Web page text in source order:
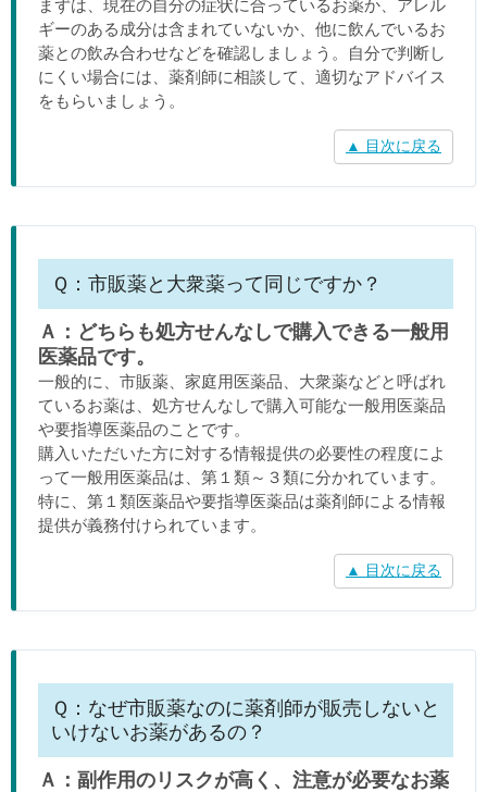
まずは、現在の自分の症状に合っているお薬か、アレル
ギーのある成分は含まれていないか、他に飲んでいるお
薬との飲み合わせなどを確認しましょう。自分で判断し
にくい場合には、薬剤師に相談して、適切なアドバイス
をもらいましょう。
▲ 目次に戻る
Ｑ：市販薬と大衆薬って同じですか？
Ａ：どちらも処方せんなしで購入できる一般用
医薬品です。
一般的に、市販薬、家庭用医薬品、大衆薬などと呼ばれ
ているお薬は、処方せんなしで購入可能な一般用医薬品
や要指導医薬品のことです。
購入いただいた方に対する情報提供の必要性の程度によ
って一般用医薬品は、第１類～３類に分かれています。
特に、第１類医薬品や要指導医薬品は薬剤師による情報
提供が義務付けられています。
▲ 目次に戻る
Ｑ：なぜ市販薬なのに薬剤師が販売しないと
いけないお薬があるの？
Ａ：副作用のリスクが高く、注意が必要なお薬